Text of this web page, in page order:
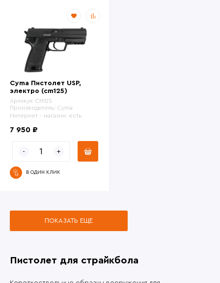
Cyma Пистолет USP,
электро (cm125)
Артикул: CM125
Производитель: Cyma
Интернет - магазин: есть
7 950 ₽
В ОДИН КЛИК
ПОКАЗАТЬ ЕЩЕ
Пистолет для страйкбола